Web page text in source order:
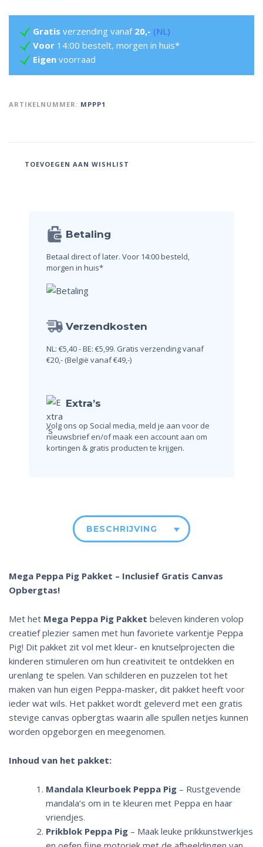
Gratis verzending vanaf 20,- (NL)
Voor 14:00 bestelt, morgen in huis*
Eigen voorraad
ARTIKELNUMMER: MPPP1
TOEVOEGEN AAN WISHLIST
Betaling
Betaal direct of later. Voor 14:00 besteld,
morgen in huis*
Verzendkosten
NL: €5,40 - BE: €5,99. Gratis verzending vanaf
€20,- (België vanaf €49,-)
Extra’s
Volg ons op Social media, meld je aan voor de
nieuwsbrief en/of maak een account aan om
kortingen & gratis producten te krijgen.
BESCHRIJVING
Mega Peppa Pig Pakket – Inclusief Gratis Canvas
Opbergtas!
Met het Mega Peppa Pig Pakket beleven kinderen volop
creatief plezier samen met hun favoriete varkentje Peppa
Pig! Dit pakket zit vol met kleur- en knutselprojecten die
kinderen stimuleren om hun creativiteit te ontdekken en
urenlang te spelen. Van schilderen en puzzelen tot het
maken van hun eigen Peppa-masker, dit pakket heeft voor
ieder wat wils. Het pakket wordt geleverd met een gratis
stevige canvas opbergtas waarin alle spullen netjes kunnen
worden opgeborgen en meegenomen.
Inhoud van het pakket:
Mandala Kleurboek Peppa Pig– Rustgevende
mandala’s om in te kleuren met Peppa en haar
vriendjes.
Prikblok Peppa Pig– Maak leuke prikkunstwerkjes